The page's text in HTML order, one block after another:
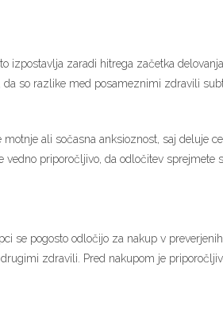
izpostavlja zaradi hitrega začetka
so razlike med posameznimi zdravili
ali sočasna anksioznost, saj deluje
priporočljivo, da odločitev sprejmete
se pogosto odločijo za nakup v
zdravili. Pred nakupom je